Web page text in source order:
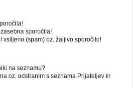
sporočila!
vsiljeno (spam) oz. žaljivo sporočilo!
na seznamu?
oz. odstranim s seznama Prijateljev in